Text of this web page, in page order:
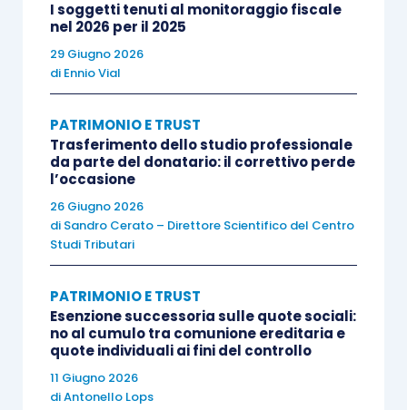
assoggettati a imposta di registro in misura fissa,
dai vincoli a effetto traslativo, assoggettati
all’imposta sulle successioni e donazioni
Secondo quanto chiarito dall’Amministrazione
finanziaria, nei casi di intestazione fiduciaria di
titoli azionari e quote di partecipazione
societariatroverebbe applicazione il modello
dellafiducia germanistica
natura di tali beni e delle rispettive regole di
circolazione, e quindi della
proprietà “formale” e proprietà “sostanziale”.
Invece, nel caso di negozio fiduciario avente ad
oggettobeni immobili
I soggetti tenuti al monitoraggio fiscale
nel 2026 per il 2025
29 Giugno 2026
di Ennio Vial
PATRIMONIO E TRUST
Trasferimento dello studio professionale
da parte del donatario: il correttivo perde
l’occasione
26 Giugno 2026
di Sandro Cerato – Direttore Scientifico del Centro
Studi Tributari
PATRIMONIO E TRUST
Esenzione successoria sulle quote sociali:
no al cumulo tra comunione ereditaria e
quote individuali ai fini del controllo
11 Giugno 2026
diAntonello Lops